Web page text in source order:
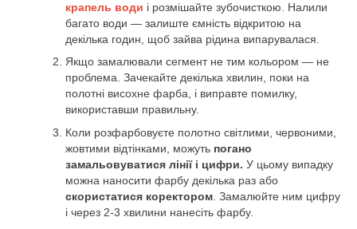
крапель води і розмішайте зубочисткою. Налили
багато води — залиште ємність відкритою на
декілька годин, щоб зайва рідина випарувалася.
Якщо замалювали сегмент не тим кольором — не
проблема. Зачекайте декілька хвилин, поки на
полотні висохне фарба, і виправте помилку,
використавши правильну.
Коли розфарбовуєте полотно світлими, червоними,
жовтими відтінками, можуть погано
замальовуватися лінії і цифри. У цьому випадку
можна наносити фарбу декілька раз або
скористатися коректором . Замалюйте ним цифру
і через 2-3 хвилини нанесіть фарбу.